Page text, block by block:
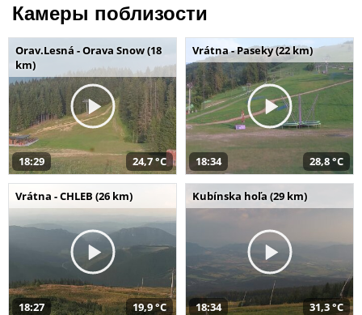
Камеры поблизости
Orav.Lesná - Orava Snow (18
km)
18:29 24,7 °C
Vrátna - Paseky (22 km)
18:34 28,8 °C
Vrátna - CHLEB (26 km)
18:27 19,9 °C
Kubínska hoľa (29 km)
18:34 31,3 °C